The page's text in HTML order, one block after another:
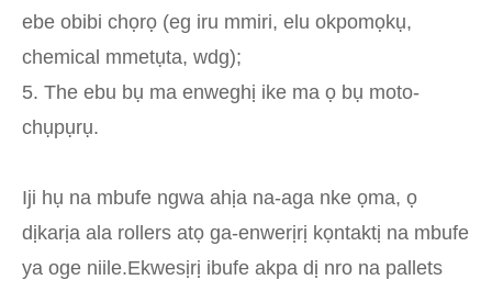
ebe obibi chọrọ (eg iru mmiri, elu okpomọkụ,
chemical mmetụta, wdg);
5. The ebu bụ ma enweghị ike ma ọ bụ moto-
chụpụrụ.
Iji hụ na mbufe ngwa ahịa na-aga nke ọma, ọ
dịkarịa ala rollers atọ ga-enwerịrị kọntaktị na mbufe
ya oge niile.Ekwesịrị ibufe akpa dị nro na pallets